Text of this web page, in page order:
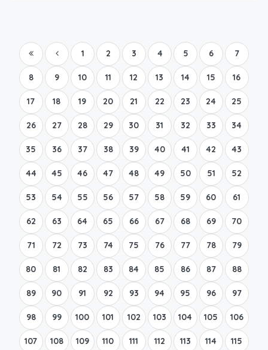
1 2 3 4 5 6 7
8 9 10 11 12 13 14 15 16
17 18 19 20 21 22 23 24 25
26 27 28 29 30 31 32 33 34
35 36 37 38 39 40 41 42 43
44 45 46 47 48 49 50 51 52
53 54 55 56 57 58 59 60 61
62 63 64 65 66 67 68 69 70
71 72 73 74 75 76 77 78 79
80 81 82 83 84 85 86 87 88
89 90 91 92 93 94 95 96 97
98 99 100 101 102 103 104 105 106
107 108 109 110 111 112 113 114 115